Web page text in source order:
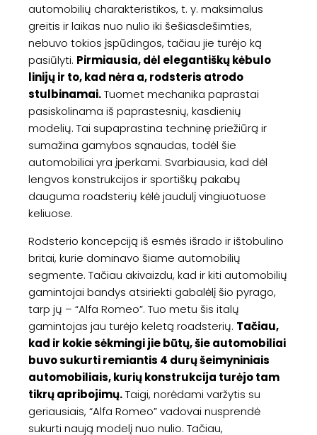
automobilių charakteristikos, t. y. maksimalus
greitis ir laikas nuo nulio iki šešiasdešimties,
nebuvo tokios įspūdingos, tačiau jie turėjo ką
pasiūlyti. Pirmiausia, dėl elegantiškų kėbulo
linijų ir to, kad nėra a, rodsteris atrodo
stulbinamai.Tuomet mechanika paprastai
pasiskolinama iš paprastesnių, kasdienių
modelių. Tai supaprastina techninę priežiūrą ir
sumažina gamybos sąnaudas, todėl šie
automobiliai yra įperkami. Svarbiausia, kad dėl
lengvos konstrukcijos ir sportiškų pakabų
dauguma roadsterių kėlė jaudulį vingiuotuose
keliuose.
Rodsterio koncepciją iš esmės išrado ir ištobulino
britai, kurie dominavo šiame automobilių
segmente. Tačiau akivaizdu, kad ir kiti automobilių
gamintojai bandys atsiriekti gabalėlį šio pyrago,
tarp jų – “Alfa Romeo”. Tuo metu šis italų
gamintojas jau turėjo keletą roadsterių. Tačiau,
kad ir kokie sėkmingi jie būtų, šie automobiliai
buvo sukurti remiantis 4 durų šeimyniniais
automobiliais, kurių konstrukcija turėjo tam
tikrų apribojimų.Taigi, norėdami varžytis su
geriausiais, “Alfa Romeo” vadovai nusprendė
sukurti naują modelį nuo nulio. Tačiau,